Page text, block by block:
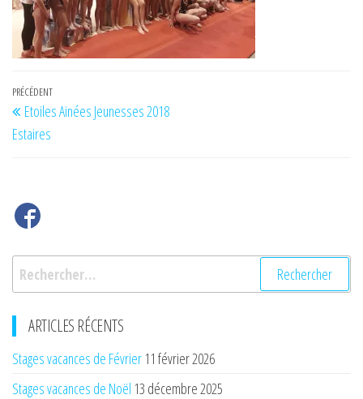
Navigation
de
l’article
Article
précédent
PRÉCÉDENT
Etoiles Ainées Jeunesses 2018
Estaires
Rechercher :
ARTICLES RÉCENTS
Stages vacances de Février 11 février 2026
Stages vacances de Noël 13 décembre 2025